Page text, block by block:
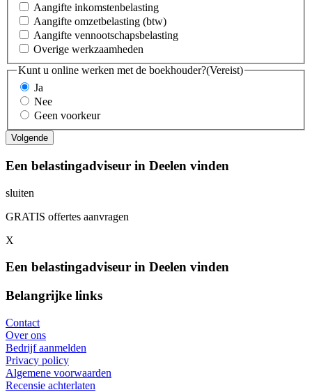
Aangifte inkomstenbelasting
Aangifte omzetbelasting (btw)
Aangifte vennootschapsbelasting
Overige werkzaamheden
Kunt u online werken met de boekhouder?(Vereist)
Ja
Nee
Geen voorkeur
Een belastingadviseur in Deelen vinden
sluiten
GRATIS offertes aanvragen
X
Een belastingadviseur in Deelen vinden
Belangrijke links
Contact
Over ons
Bedrijf aanmelden
Privacy policy
Algemene voorwaarden
Recensie achterlaten